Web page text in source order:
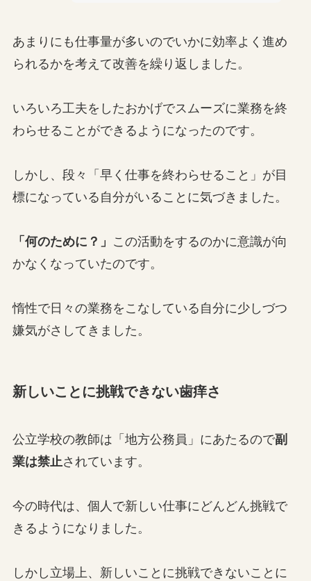
あまりにも仕事量が多いのでいかに効率よく進め
られるかを考えて改善を繰り返しました。
いろいろ工夫をしたおかげでスムーズに業務を終
わらせることができるようになったのです。
しかし、段々「早く仕事を終わらせること」が目
標になっている自分がいることに気づきました。
「何のために？」 この活動をするのかに意識が向
かなくなっていたのです。
惰性で日々の業務をこなしている自分に少しづつ
嫌気がさしてきました。
新しいことに挑戦できない歯痒さ
公立学校の教師は「地方公務員」にあたるので副
業は禁止されています。
今の時代は、個人で新しい仕事にどんどん挑戦で
きるようになりました。
しかし立場上、新しいことに挑戦できないことに